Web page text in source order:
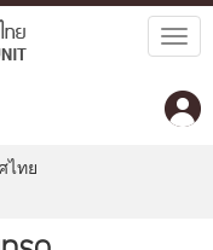
ไทย